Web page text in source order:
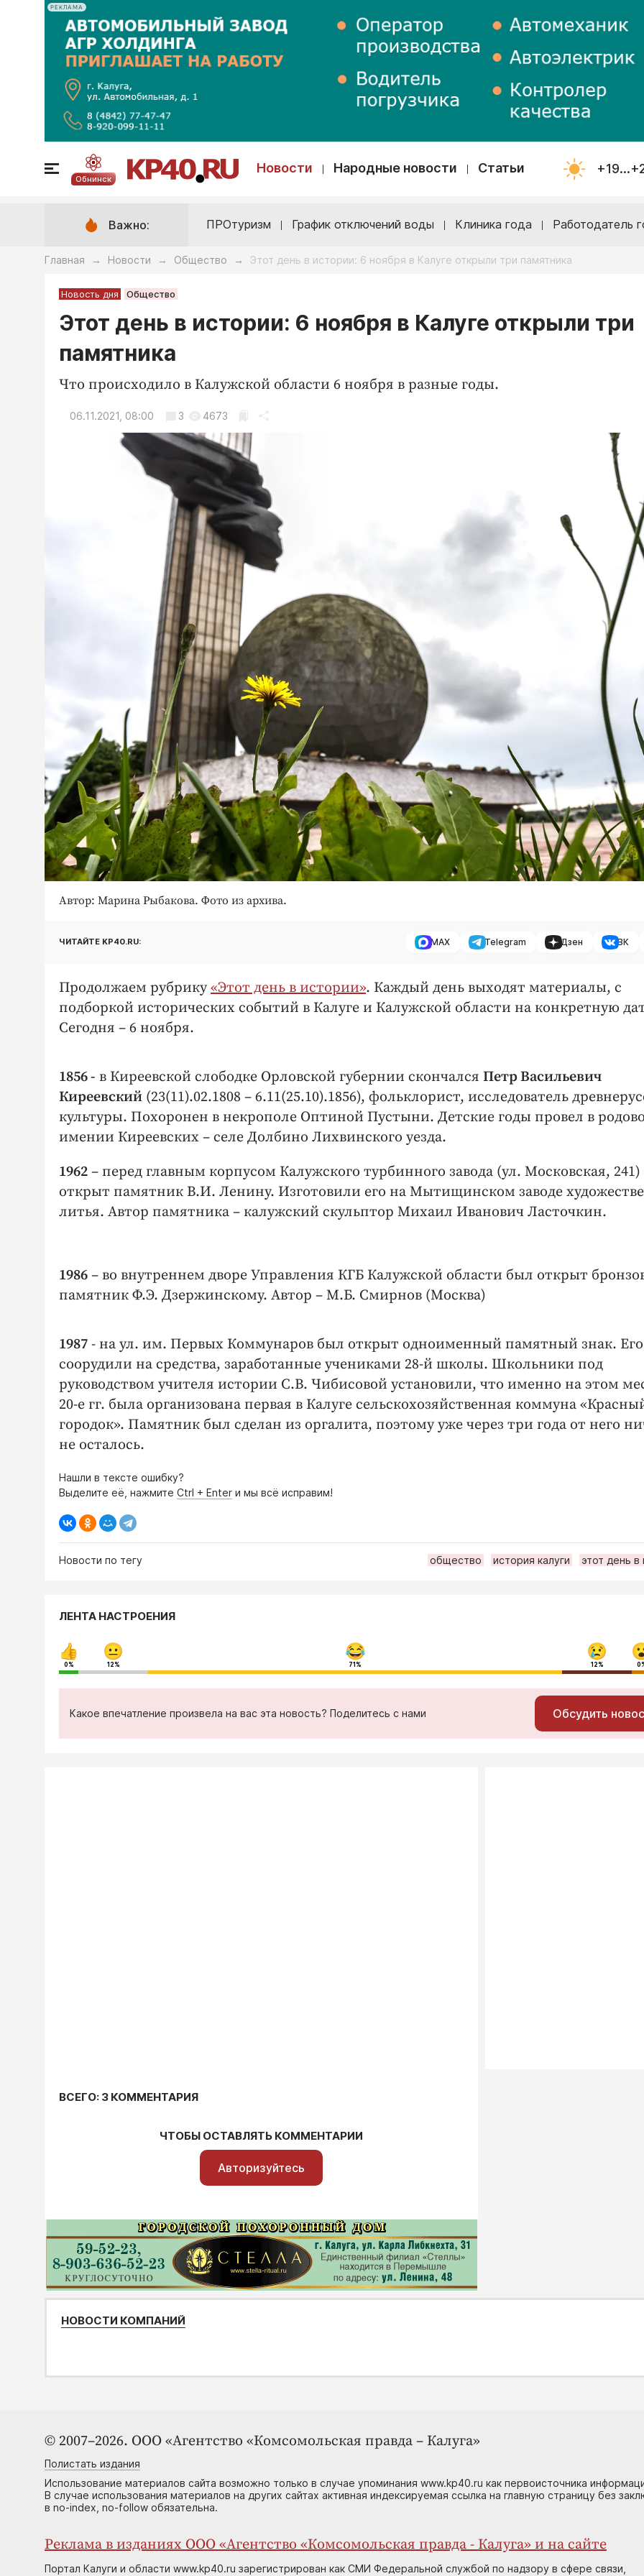
РЕКЛАМА
Обнинск
Новости Народные новости Статьи
Важно: ПРОтуризм График отключений воды Клиника года Работодатель
Главная → Новости → Общество → Этот день в истории: 6 ноября в Калуге открыли три памятника
Новость дня Общество
Этот день в истории: 6 ноября в Калуге открыли три
памятника
Что происходило в Калужской области 6 ноября в разные годы.
06.11.2021, 08:00 3 4673
Автор: Марина Рыбакова. Фото из архива.
ЧИТАЙТЕ KP40.RU: MAX Telegram Дзен ВК
Продолжаем рубрику«Этот день в истории». Каждый день выходят материалы, с
подборкой исторических событий в Калуге и Калужской области на конкретную
Сегодня – 6 ноября.
1856 - в Киреевской слободке Орловской губернии скончался Петр Васильевич
Киреевский (23(11).02.1808 – 6.11(25.10).1856), фольклорист, исследователь
культуры. Похоронен в некрополе Оптиной Пустыни. Детские годы провел в
имении Киреевских – селе Долбино Лихвинского уезда.
1962 – перед главным корпусом Калужского турбинного завода (ул. Московская,
открыт памятник В.И. Ленину. Изготовили его на Мытищинском заводе
литья. Автор памятника – калужский скульптор Михаил Иванович Ласточкин.
1986 – во внутреннем дворе Управления КГБ Калужской области был открыт
памятник Ф.Э. Дзержинскому. Автор – М.Б. Смирнов (Москва)
1987 - на ул. им. Первых Коммунаров был открыт одноименный памятный знак. Его
соорудили на средства, заработанные учениками 28-й школы. Школьники под
руководством учителя истории С.В. Чибисовой установили, что именно на этом
20-е гг. была организована первая в Калуге сельскохозяйственная коммуна
городок». Памятник был сделан из оргалита, поэтому уже через три года от него
не осталось.
Нашли в тексте ошибку?
Выделите её, нажмите Ctrl + Enter и мы всё исправим!
Новости по тегу общество история калуги этот день в
ЛЕНТА НАСТРОЕНИЯ
0% 12% 71% 12%
Какое впечатление произвела на вас эта новость? Поделитесь с нами Обсудить
ВСЕГО: 3 КОММЕНТАРИЯ
ЧТОБЫ ОСТАВЛЯТЬ КОММЕНТАРИИ
Авторизуйтесь
НОВОСТИ КОМПАНИЙ
© 2007–2026. ООО «Агентство «Комсомольская правда – Калуга»
Полистать издания
Использование материалов сайта возможно только в случае упоминания www.kp40.ru как первоисточника
В случае использования материалов на других сайтах активная индексируемая ссылка на главную страницу без
в no-index, no-follow обязательна.
Реклама в изданиях ООО «Агентство «Комсомольская правда - Калуга» и на сайте
Портал Калуги и области www.kp40.ru зарегистрирован как СМИ Федеральной службой по надзору в сфере связи,